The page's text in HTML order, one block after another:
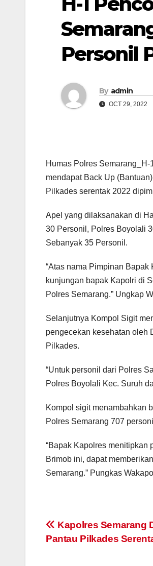
Personil
By admin
OCT 29, 2022
Humas Polres
mendapat Back Up
Pilkades serentak 2022
Apel yang dilaksanakan di
30 Personil, Polres Boyolali
Sebanyak 35 Personil.
“Atas nama Pimpinan
kunjungan bapak Kapolri di
Polres Semarang.” Ungkap
Selanjutnya Kompol Sigit
pengecekan kesehatan oleh
Pilkades.
“Untuk personil dari Polres
Polres Boyolali Kec. Suruh
Kompol sigit menambahkan
Polres Semarang 707
“Bapak Kapolres menitipkan
Brimob ini, dapat
Semarang.” Pungkas
Post
Kapolres Semarang
Pantau Pilkades